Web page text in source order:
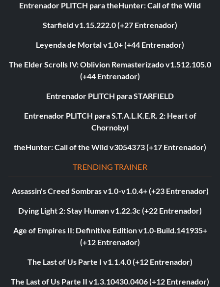
Entrenador PLITCH para theHunter: Call of the Wild
Starfield v1.15.222.0 (+27 Entrenador)
Leyenda de Mortal v1.0+ (+44 Entrenador)
The Elder Scrolls IV: Oblivion Remasterizado v1.512.105.0
(+44 Entrenador)
Entrenador PLITCH para STARFIELD
Entrenador PLITCH para S.T.A.L.K.E.R. 2: Heart of
Chornobyl
theHunter: Call of the Wild v3054373 (+17 Entrenador)
TRENDING TRAINER
Assassin's Creed Sombras v1.0-v1.0.4+ (+23 Entrenador)
Dying Light 2: Stay Human v1.22.3c (+22 Entrenador)
Age of Empires II: Definitive Edition v1.0-Build.141935+
(+12 Entrenador)
The Last of Us Parte I v1.1.4.0 (+12 Entrenador)
The Last of Us Parte II v1.3.10430.0406 (+12 Entrenador)